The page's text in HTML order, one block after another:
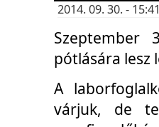
2014. 09. 30. -
Szeptember
pótlására lesz
A
várjuk, de